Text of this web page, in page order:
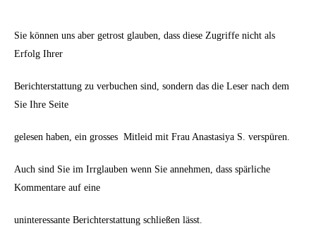
Sie können uns aber getrost glauben, dass diese Zugriffe nicht als
Erfolg Ihrer
Berichterstattung zu verbuchen sind, sondern das die Leser nach dem
Sie Ihre Seite
gelesen haben, ein grosses Mitleid mit Frau Anastasiya S. verspüren.
Auch sind Sie im Irrglauben wenn Sie annehmen, dass spärliche
Kommentare auf eine
uninteressante Berichterstattung schließen lässt.